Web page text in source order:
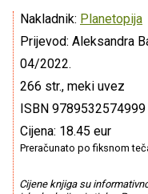
Nakladnik: Planetopija
Prijevod: Aleksandra
04/2022.
266 str., meki uvez
ISBN 9789532574999
Cijena: 18.45 eur
Preračunato po fiksnom
Cijene knjiga su